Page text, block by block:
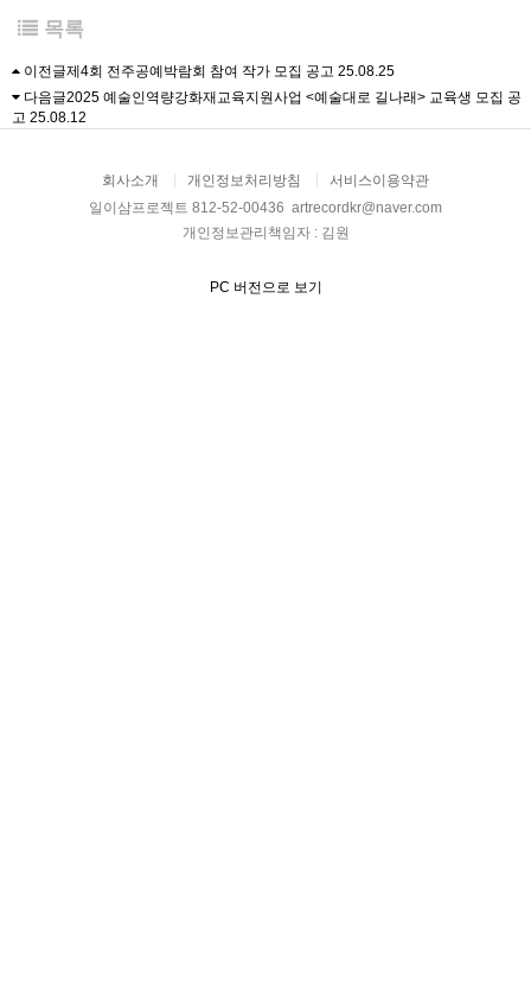
목록
이전글제4회 전주공예박람회 참여 작가 모집 공고 25.08.25
다음글2025 예술인역량강화재교육지원사업 <예술대로 길나래> 교육생 모집 공
고 25.08.12
회사소개 개인정보처리방침
서비스이용약관
일이삼프로젝트 812-52-00436 artrecordkr@naver.com
개인정보관리책임자 : 김원
PC 버전으로 보기